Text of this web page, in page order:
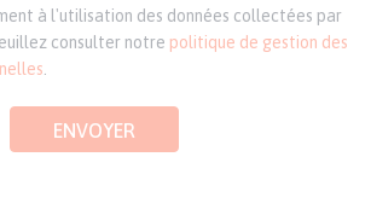
à l'utilisation des données collectées par
consulter notre politique de gestion des
ENVOYER